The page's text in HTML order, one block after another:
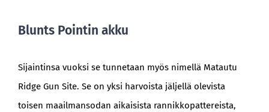
Blunts Pointin akku
Sijaintinsa vuoksi se tunnetaan myös nimellä Matautu
Ridge Gun Site. Se on yksi harvoista jäljellä olevista
toisen maailmansodan aikaisista rannikkopattereista,